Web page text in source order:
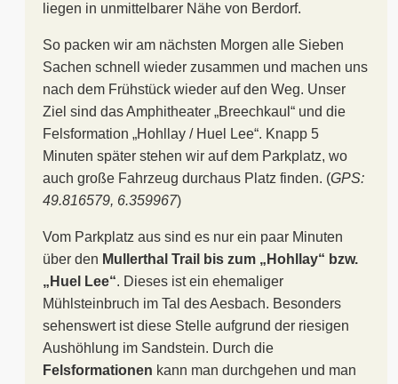
liegen in unmittelbarer Nähe von Berdorf.
So packen wir am nächsten Morgen alle Sieben
Sachen schnell wieder zusammen und machen uns
nach dem Frühstück wieder auf den Weg. Unser
Ziel sind das Amphitheater „Breechkaul“ und die
Felsformation „Hohllay / Huel Lee“. Knapp 5
Minuten später stehen wir auf dem Parkplatz, wo
auch große Fahrzeug durchaus Platz finden. (GPS:
49.816579, 6.359967)
Vom Parkplatz aus sind es nur ein paar Minuten
über den Mullerthal Trail bis zum „Hohllay“ bzw.
„Huel Lee“. Dieses ist ein ehemaliger
Mühlsteinbruch im Tal des Aesbach. Besonders
sehenswert ist diese Stelle aufgrund der riesigen
Aushöhlung im Sandstein. Durch die
Felsformationen kann man durchgehen und man